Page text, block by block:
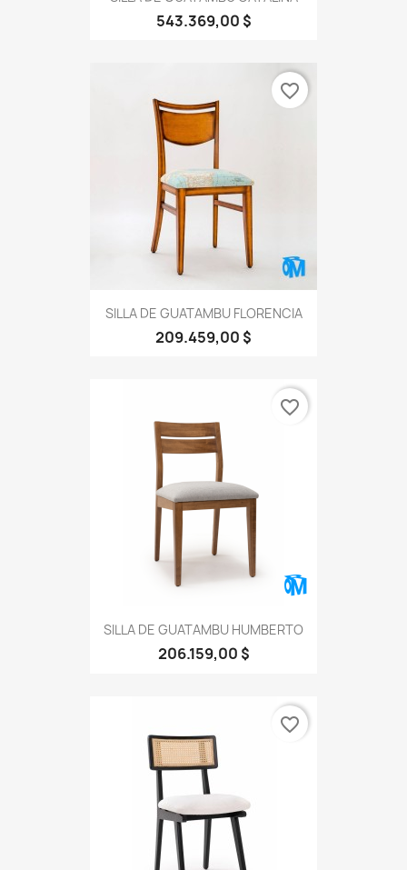
543.369,00 $
SILLA DE GUATAMBU FLORENCIA
209.459,00 $
favorite_border
SILLA DE GUATAMBU HUMBERTO
206.159,00 $
favorite_border
favorite_border